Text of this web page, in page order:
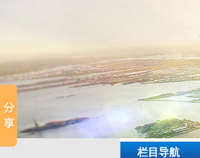
栏目导航